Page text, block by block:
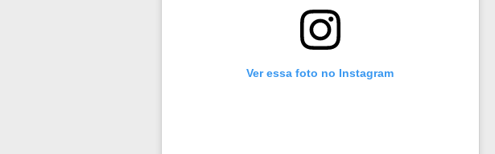
Ver essa foto no Instagram